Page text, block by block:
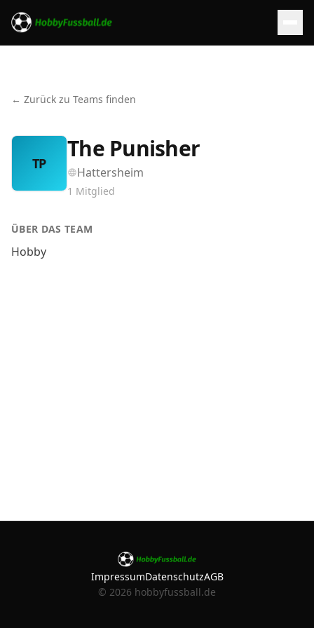
← Zurück zu Teams finden
TP
The Punisher
Hattersheim
1 Mitglied
ÜBER DAS TEAM
Hobby
ImpressumDatenschutzAGB
© 2026 hobbyfussball.de